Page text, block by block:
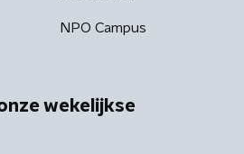
NPO Campus
wekelijkse